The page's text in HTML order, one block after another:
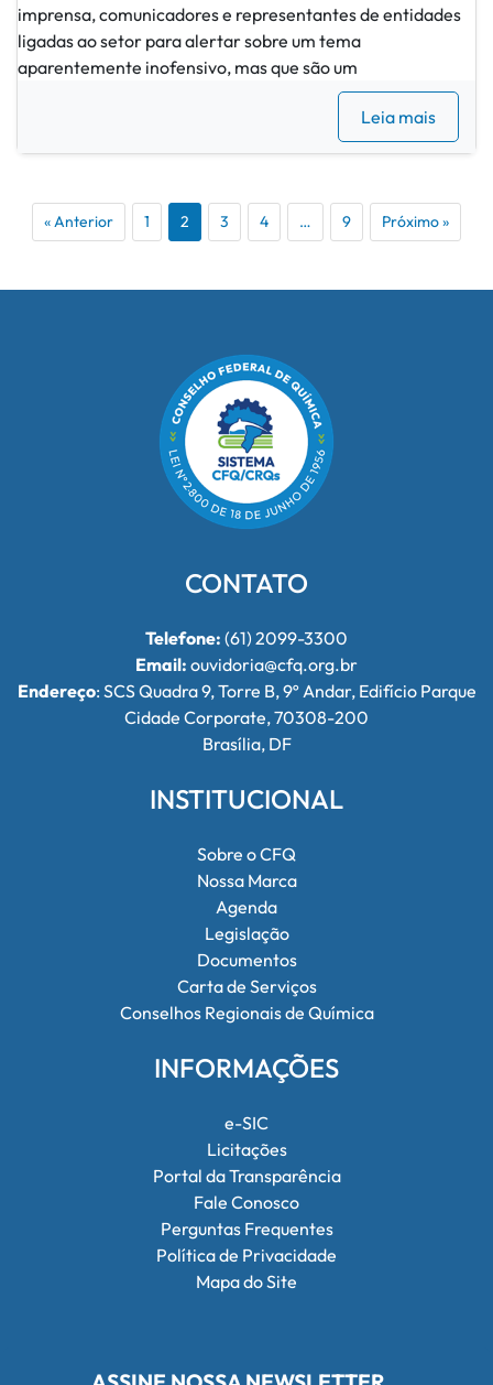
imprensa, comunicadores e representantes de entidades
ligadas ao setor para alertar sobre um tema
aparentemente inofensivo, mas que são um
Leia mais
« Anterior 1 2 3 4 … 9 Próximo »
CONTATO
Telefone: (61) 2099-3300
Email: ouvidoria@cfq.org.br
Endereço: SCS Quadra 9, Torre B, 9º Andar, Edifício Parque
Cidade Corporate, 70308-200
Brasília, DF
INSTITUCIONAL
Sobre o CFQ
Nossa Marca
Agenda
Legislação
Documentos
Carta de Serviços
Conselhos Regionais de Química
INFORMAÇÕES
e-SIC
Licitações
Portal da Transparência
Fale Conosco
Perguntas Frequentes
Política de Privacidade
Mapa do Site